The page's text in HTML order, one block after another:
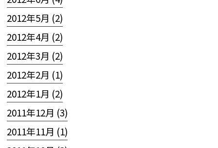
2012年5月 (2)
2012年4月 (2)
2012年3月 (2)
2012年2月 (1)
2012年1月 (2)
2011年12月 (3)
2011年11月 (1)